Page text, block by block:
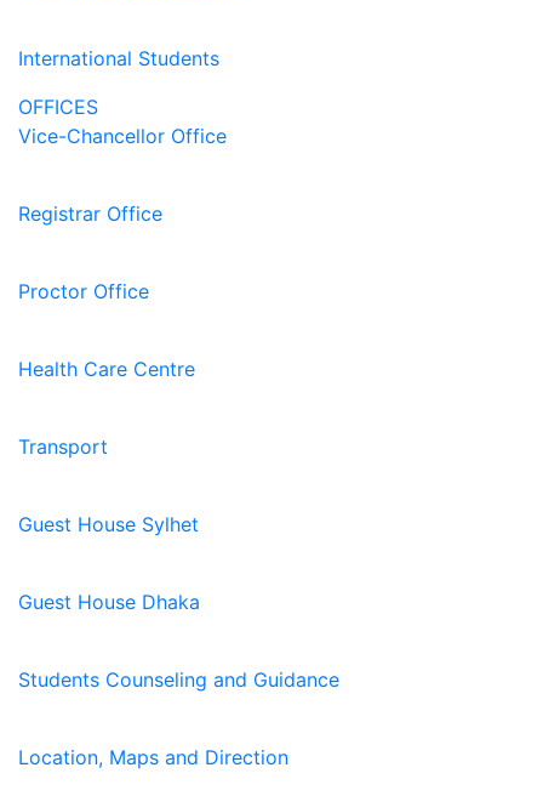
International Students
OFFICES
Vice-Chancellor Office
Registrar Office
Proctor Office
Health Care Centre
Transport
Guest House Sylhet
Guest House Dhaka
Students Counseling and Guidance
Location, Maps and Direction